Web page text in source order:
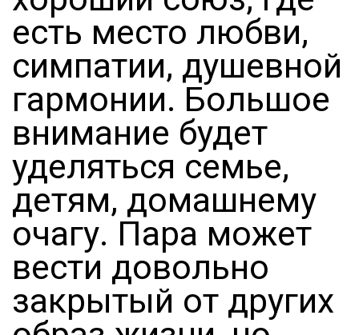
есть место любви,
симпатии, душевной
гармонии. Большое
внимание будет
уделяться семье,
детям, домашнему
очагу. Пара может
вести довольно
закрытый от других